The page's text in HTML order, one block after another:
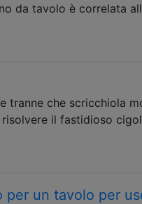
da tavolo è correlata
tranne che scricchiola
il fastidioso
per un tavolo per